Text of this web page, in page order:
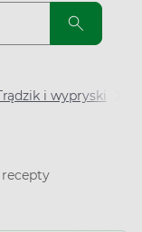
i wypryski